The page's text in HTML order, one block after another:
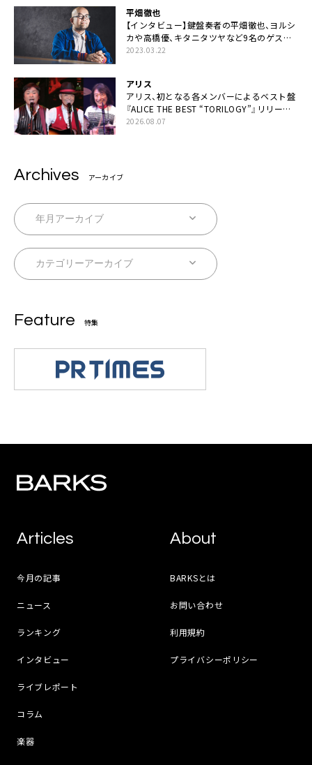
平畑徹也
【インタビュー】鍵盤奏者の平畑徹也、ヨルシ
カや高橋優、キタニタツヤなど9名のゲスト
を迎えた初アルバムに音楽人生の総括「自分
2023.03.22
アリス
アリス、初となる各メンバーによるベスト盤
『ALICE THE BEST “TORILOGY”』リリース
決定
2026.08.07
Archives アーカイブ
Feature 特集
Articles
今月の記事
ニュース
ランキング
インタビュー
ライブレポート
コラム
楽器
About
BARKSとは
お問い合わせ
利用規約
プライバシーポリシー